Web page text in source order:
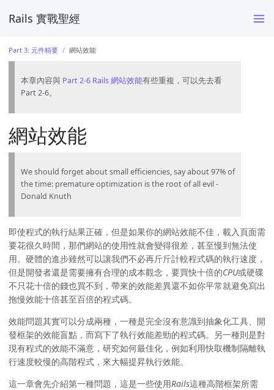
Rails 實戰聖經
Part 3: 元件精要 網站效能
本章內容與 Part 2-6 Rails 網站效能有些重複，可以先去看
Part 2-6。
網站效能
We should forget about small efficiencies, say about 97% of
the time: premature optimization is the root of all evil -
Donald Knuth
即使程式的執行結果正確，但是如果你的網站效能不佳，載入頁面需
要花很久時間，那們網站的使用性就會變得很差，甚至慢到無法使
用。硬體的進步雖然可以讓我們不必再斤斤計較程式碼的執行速度，
但是開發者還是需要擁有合理的成本觀念，要買快十倍的CPU或硬碟
不只花十倍的錢也買不到，帶來的效能差異還不如你平常就避免寫出
拖慢效能十倍甚至百倍的程式碼。
效能問題其實可以分成兩種，一種是完全沒有意識到抽象化工具、開
發框架的效能盲點，而寫下了執行效能差勁的程式碼。另一種則是對
現有程式的效能不滿意，研究如何最佳化，例如利用快取機制隔離執
行速度較慢的高階程式，來大幅提昇執行效能。
這一章會先介紹第一種問題，這是一些使用Rails這種高階框架所需